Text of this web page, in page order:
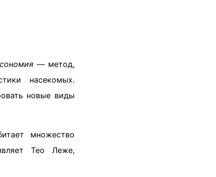
— метод,
насекомых.
новые виды
множество
Тео Леже,